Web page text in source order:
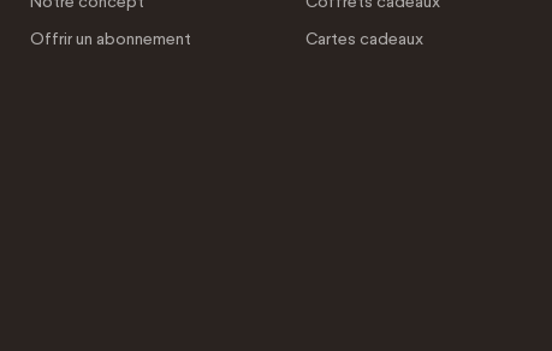
Offrir un abonnement
Cartes cadeaux